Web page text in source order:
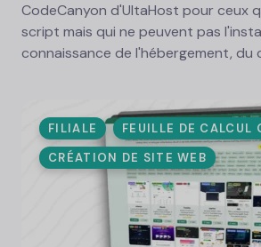
CodeCanyon d'UltaHost pour ceux
script mais qui ne peuvent pas
connaissance de l'hébergement, du
FILIALE
FEUILLE DE CALCUL
CRÉATION DE SITE WEB